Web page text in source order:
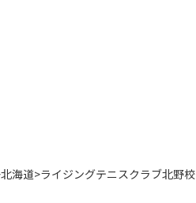
北海道>ライジングテニスクラブ北野校